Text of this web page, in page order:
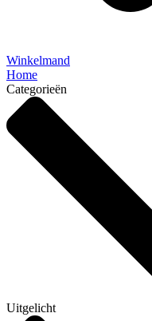
Winkelmand
Home
Categorieën
Uitgelicht